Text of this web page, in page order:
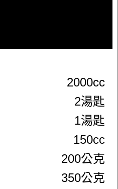
2000cc
2湯匙
1湯匙
150cc
200公克
350公克